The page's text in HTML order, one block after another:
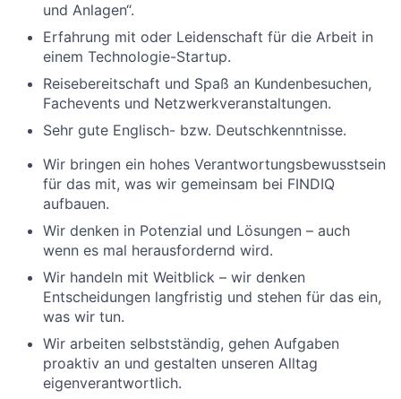
und Anlagen“.
Erfahrung mit oder Leidenschaft für die Arbeit in
einem Technologie-Startup.
Reisebereitschaft und Spaß an Kundenbesuchen,
Fachevents und Netzwerkveranstaltungen.
Sehr gute Englisch- bzw. Deutschkenntnisse.
Wir bringen ein hohes Verantwortungsbewusstsein
für das mit, was wir gemeinsam bei FINDIQ
aufbauen.
Wir denken in Potenzial und Lösungen – auch
wenn es mal herausfordernd wird.
Wir handeln mit Weitblick – wir denken
Entscheidungen langfristig und stehen für das ein,
was wir tun.
Wir arbeiten selbstständig, gehen Aufgaben
proaktiv an und gestalten unseren Alltag
eigenverantwortlich.